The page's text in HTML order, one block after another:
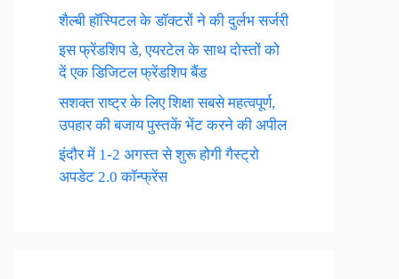
शैल्बी हॉस्पिटल के डॉक्टरों ने की दुर्लभ सर्जरी
इस फ्रेंडशिप डे, एयरटेल के साथ दोस्तों को
दें एक डिजिटल फ्रेंडशिप बैंड
सशक्त राष्ट्र के लिए शिक्षा सबसे महत्वपूर्ण,
उपहार की बजाय पुस्तकें भेंट करने की अपील
इंदौर में 1-2 अगस्त से शुरू होगी गैस्ट्रो
अपडेट 2.0 कॉन्फ्रेंस